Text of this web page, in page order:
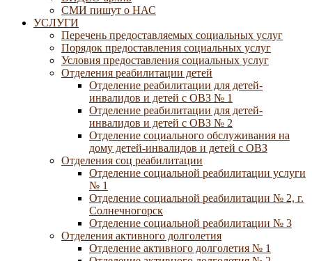
СМИ пишут о НАС
УСЛУГИ
Перечень предоставляемых социальных услуг
Порядок предоставления социальных услуг
Условия предоставления социальных услуг
Отделения реабилитации детей
Отделение реабилитации для детей-
инвалидов и детей с ОВЗ № 1
Отделение реабилитации для детей-
инвалидов и детей с ОВЗ № 2
Отделение социального обслуживания на
дому детей-инвалидов и детей с ОВЗ
Отделения соц реабилитации
Отделение социальной реабилитации услуги
№ 1
Отделение социальной реабилитации № 2, г.
Солнечногорск
Отделение социальной реабилитации № 3
Отделения активного долголетия
Отделение активного долголетия № 1